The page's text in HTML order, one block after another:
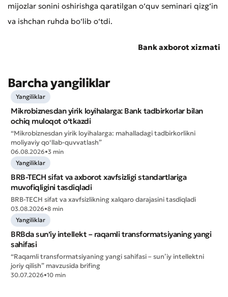
Yomon
* Barcha maydonlar to'ldirilishi shart
Yuborish
mijozlar sonini oshirishga qaratilgan o‘quv seminari qizg‘in
va ishchan ruhda bo‘lib o‘tdi.
Bank axborot xizmati
Barcha yangiliklar
Yangiliklar
Mikrobiznesdan yirik loyihalarga: Bank tadbirkorlar bilan
ochiq muloqot o‘tkazdi
“Mikrobiznesdan yirik loyihalarga: mahalladagi tadbirkorlikni
moliyaviy qo‘llab-quvvatlash”
06.08.2026•3 min
Yangiliklar
BRB-TECH sifat va axborot xavfsizligi standartlariga
muvofiqligini tasdiqladi
BRB-TECH sifat va xavfsizlikning xalqaro darajasini tasdiqladi
03.08.2026•8 min
Yangiliklar
BRBda sun’iy intellekt – raqamli transformatsiyaning yangi
sahifasi
“Raqamli transformatsiyaning yangi sahifasi – sun’iy intellektni
joriy qilish” mavzusida brifing
30.07.2026•10 min